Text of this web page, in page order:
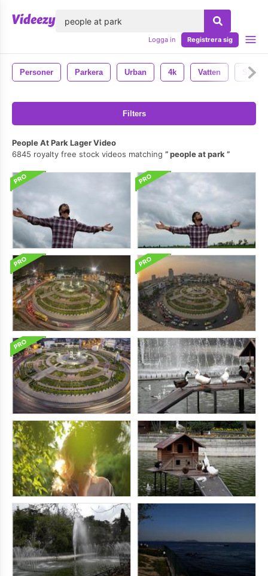
Logga in Registrera sig
Personer Parkera Urban 4k Vatten Strand
Filters
People At Park Lager Video
6845 royalty free stock videos matching
people at park